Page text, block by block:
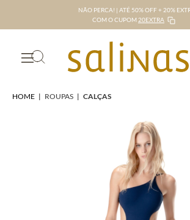
NÃO PERCA! | ATÉ 50% OFF + 20%
COM O CUPOM 20EXTRA
HOME | ROUPAS | CALÇAS